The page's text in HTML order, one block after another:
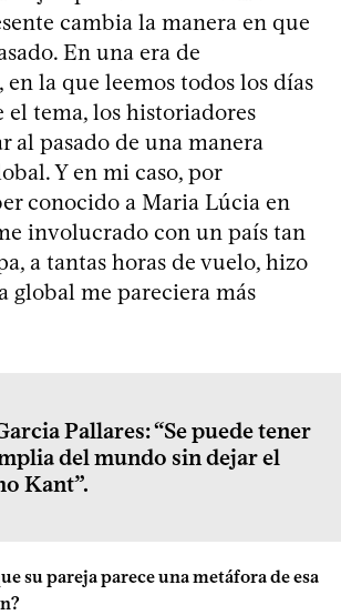
cambia la manera en que
En una era de
la que leemos todos los días
el tema, los historiadores
al pasado de una manera
Y en mi caso, por
conocido a Maria Lúcia en
involucrado con un país tan
a tantas horas de vuelo, hizo
global me pareciera más
Pallares: “Se puede tener
del mundo sin dejar el
Kant”.
su pareja parece una metáfora de esa